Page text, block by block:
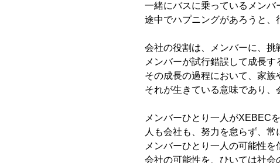
一緒にバスに乗っているメンバ
途中でハプニングがあろうと、
会社の役割は、メンバーに、挑
メンバーが試行錯誤して成長す
その成長の過程において、家
それが生きている意味であり、
メンバーひとり一人がXEBEC
人も会社も、努力を怠らず、常
メンバーひとり一人の可能性を
会社の可能性を、ひいては社会